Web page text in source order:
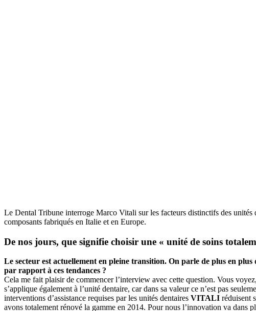
Le Dental Tribune interroge Marco Vitali sur les facteurs distinctifs des unités
composants fabriqués en Italie et en Europe.
De nos jours, que signifie choisir une « unité de soins
Le secteur est actuellement en pleine transition. On parle de plus en
par rapport à ces tendances ?
Cela me fait plaisir de commencer l’interview avec cette question. Vous
s’applique également à l’unité dentaire, car dans sa valeur ce n’est pas
interventions d’assistance requises par les unités dentaires VITALI réduisent
avons totalement rénové la gamme en 2014. Pour nous l’innovation va